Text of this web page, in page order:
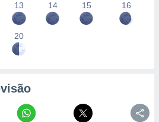
13 14 15 16
20